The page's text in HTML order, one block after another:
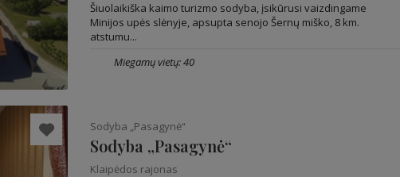
Šiuolaikiška kaimo turizmo sodyba, įsikūrusi vaizdingame
Minijos upės slėnyje, apsupta senojo Šernų miško, 8 km.
atstumu...
Miegamų vietų: 40
Sodyba „Pasagynė“
Sodyba „Pasagynė“
Klaipėdos rajonas